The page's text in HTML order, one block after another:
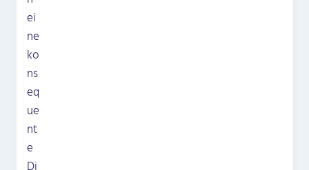
ei
ne
ko
ns
eq
ue
nt
e